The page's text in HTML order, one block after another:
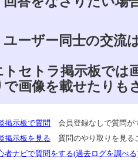
ユーザー同士の交流
セトラ掲示板では
で画像を載せたりも
掲示板で質問 会員登録なしで質問が
掲示板を見る 質問のやり取りを見る
者ナビで質問をする(過去ログを調べる